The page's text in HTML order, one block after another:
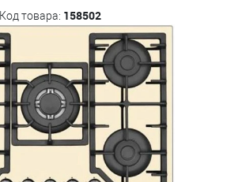
Код товара: 158502